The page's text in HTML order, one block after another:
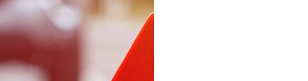
Esta página não está
disponível
このページは現在利用できま
せん